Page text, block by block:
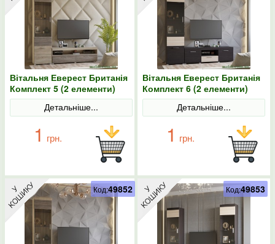
Вітальня Еверест Британія
Комплект 5 (2 елементи)
сонома/трюфель
Детальніше...
1 грн.
Вітальня Еверест Британія
Комплект 6 (2 елементи)
венге/дуб молочний
Детальніше...
1 грн.
Код:49852 Код:49853